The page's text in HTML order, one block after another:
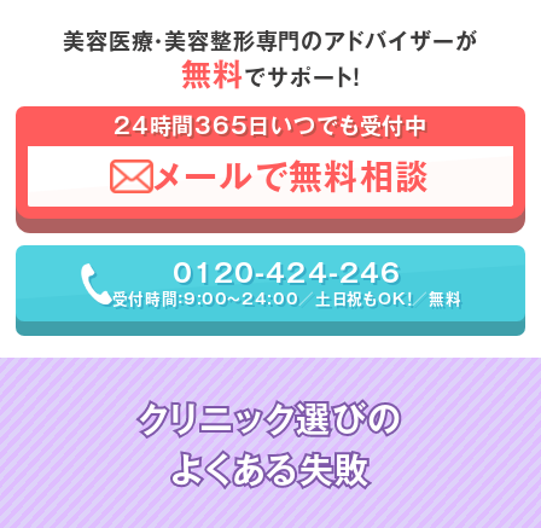
美容医療・美容整形専門のアドバイザーが
無料でサポート！
24時間365日いつでも受付中
メールで無料相談
0120-424-246
受付時間：9:00〜24:00／土日祝もOK！／無料
クリニック選びの
よくある失敗